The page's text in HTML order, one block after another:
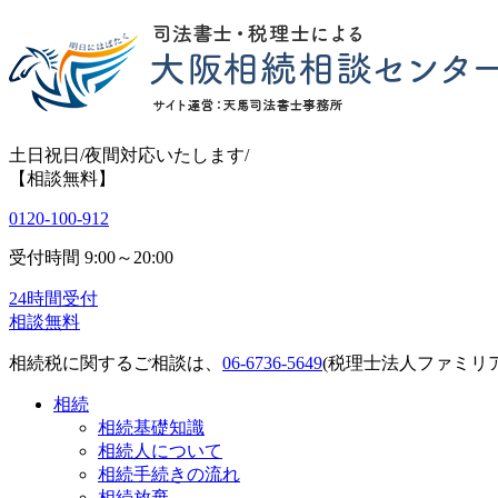
土日祝日/夜間対応いたします/
【相談無料】
0120-100-912
受付時間 9:00～20:00
24時間受付
相談無料
相続税に関するご相談は、 06-6736-5649(税理士法人ファミリ
相続
相続基礎知識
相続人について
相続手続きの流れ